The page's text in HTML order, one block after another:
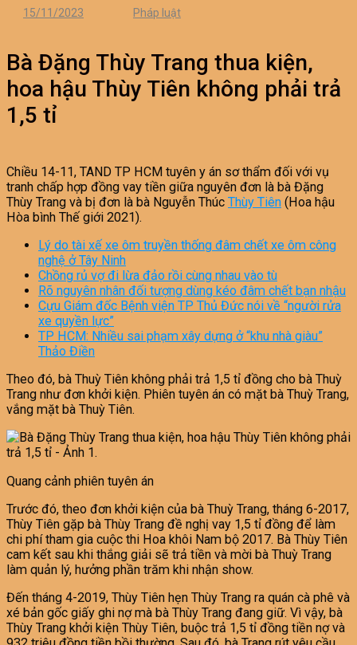
15/11/2023 Pháp luật
Bà Đặng Thùy Trang thua kiện,
hoa hậu Thùy Tiên không phải trả
1,5 tỉ
Chiều 14-11, TAND TP HCM tuyên y án sơ thẩm đối với vụ
tranh chấp hợp đồng vay tiền giữa nguyên đơn là bà Đặng
Thùy Trang và bị đơn là bà Nguyễn Thúc Thùy Tiên (Hoa hậu
Hòa bình Thế giới 2021).
Lý do tài xế xe ôm truyền thống đâm chết xe ôm công
nghệ ở Tây Ninh
Chồng rủ vợ đi lừa đảo rồi cùng nhau vào tù
Rõ nguyên nhân đối tượng dùng kéo đâm chết bạn nhậu
Cựu Giám đốc Bệnh viện TP Thủ Đức nói về “người rửa
xe quyền lực”
TP HCM: Nhiều sai phạm xây dựng ở “khu nhà giàu”
Thảo Điền
Theo đó, bà Thuỳ Tiên không phải trả 1,5 tỉ đồng cho bà Thuỳ
Trang như đơn khởi kiện. Phiên tuyên án có mặt bà Thuỳ Trang,
vắng mặt bà Thuỳ Tiên.
Quang cảnh phiên tuyên án
Trước đó, theo đơn khởi kiện của bà Thuỳ Trang, tháng 6-2017,
Thùy Tiên gặp bà Thùy Trang đề nghị vay 1,5 tỉ đồng để làm
chi phí tham gia cuộc thi Hoa khôi Nam bộ 2017. Bà Thùy Tiên
cam kết sau khi thắng giải sẽ trả tiền và mời bà Thuỳ Trang
làm quản lý, hưởng phần trăm khi nhận show.
Đến tháng 4-2019, Thùy Tiên hẹn Thùy Trang ra quán cà phê và
xé bản gốc giấy ghi nợ mà bà Thùy Trang đang giữ. Vì vậy, bà
Thùy Trang khởi kiện Thùy Tiên, buộc trả 1,5 tỉ đồng tiền nợ và